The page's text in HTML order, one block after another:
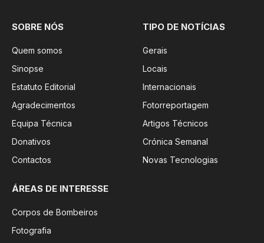
SOBRE NÓS
Quem somos
Sinopse
Estatuto Editorial
Agradecimentos
Equipa Técnica
Donativos
Contactos
TIPO DE NOTÍCIAS
Gerais
Locais
Internacionais
Fotorreportagem
Artigos Técnicos
Crónica Semanal
Novas Tecnologias
ÁREAS DE INTERESSE
Corpos de Bombeiros
Fotografia